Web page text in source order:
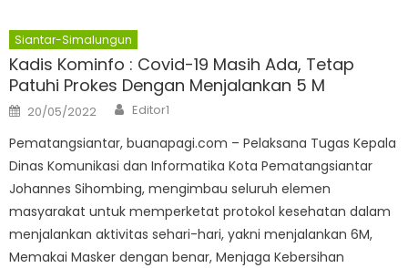
Siantar-Simalungun
Kadis Kominfo : Covid-19 Masih Ada, Tetap
Patuhi Prokes Dengan Menjalankan 5 M
Posted
on
20/05/2022 Author
Editor1
Pematangsiantar, buanapagi.com – Pelaksana Tugas Kepala
Dinas Komunikasi dan Informatika Kota Pematangsiantar
Johannes Sihombing, mengimbau seluruh elemen
masyarakat untuk memperketat protokol kesehatan dalam
menjalankan aktivitas sehari-hari, yakni menjalankan 6M,
Memakai Masker dengan benar, Menjaga Kebersihan